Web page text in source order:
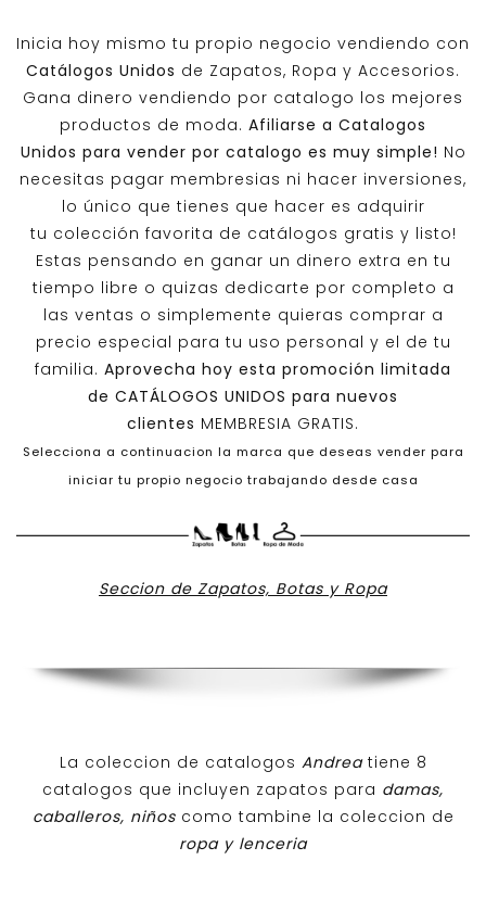
Inicia hoy mismo tu propio negocio vendiendo con
Catálogos Unidos de Zapatos, Ropa y Accesorios.
Gana dinero vendiendo por catalogo los mejores
productos de moda. Afiliarse a Catalogos
Unidos para vender por catalogo es muy simple! No
necesitas pagar membresias ni hacer inversiones,
lo único que tienes que hacer es adquirir
tu colección favorita de catálogos gratis y listo!
Estas pensando en ganar un dinero extra en tu
tiempo libre o quizas dedicarte por completo a
las ventas o simplemente quieras comprar a
precio especial para tu uso personal y el de tu
familia. Aprovecha hoy esta promoción limitada
de CATÁLOGOS UNIDOS para nuevos
clientes MEMBRESIA GRATIS.
Selecciona a continuacion la marca que deseas vender para
iniciar tu propio negocio trabajando desde casa
Seccion de Zapatos, Botas y Ropa
La coleccion de catalogos Andreatiene 8
catalogos que incluyen zapatos para damas,
caballeros, niños como tambine la coleccion de
ropa y lenceria